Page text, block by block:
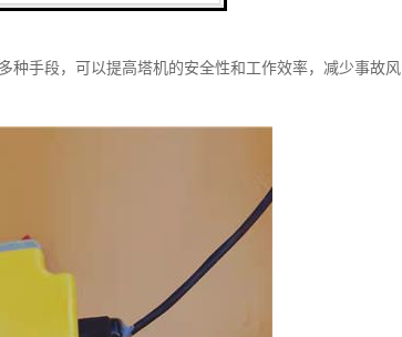
种手段，可以提高塔机的安全性和工作效率，减少事故风